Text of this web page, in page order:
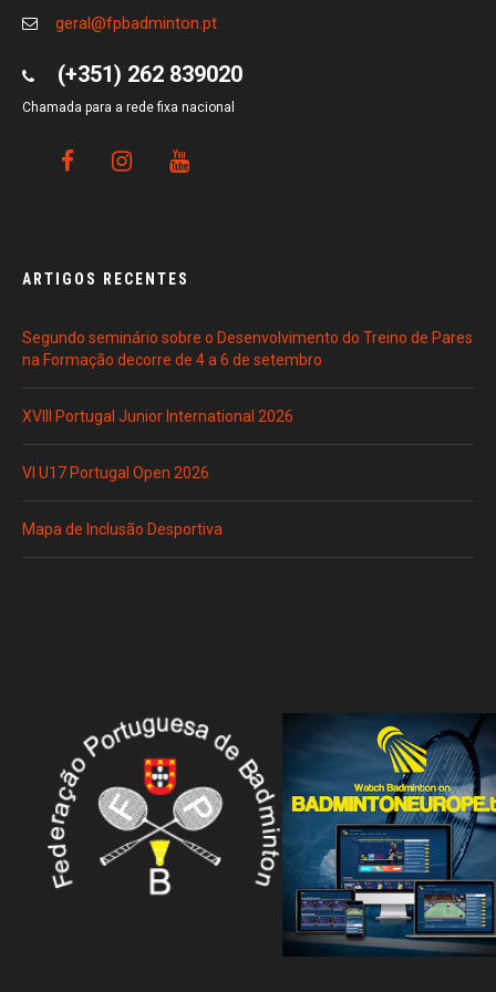
geral@fpbadminton.pt
(+351) 262 839020
Chamada para a rede fixa nacional
ARTIGOS RECENTES
Segundo seminário sobre o Desenvolvimento do Treino de Pares
na Formação decorre de 4 a 6 de setembro
XVIII Portugal Junior International 2026
VI U17 Portugal Open 2026
Mapa de Inclusão Desportiva